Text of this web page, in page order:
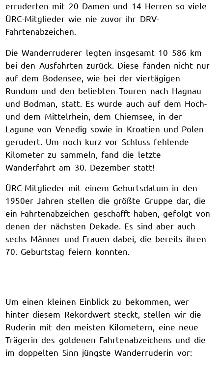
erruderten mit 20 Damen und 14 Herren so viele
ÜRC-Mitglieder wie nie zuvor ihr DRV-
Fahrtenabzeichen.
Die Wanderruderer legten insgesamt 10 586 km
bei den Ausfahrten zurück. Diese fanden nicht nur
auf dem Bodensee, wie bei der viertägigen
Rundum und den beliebten Touren nach Hagnau
und Bodman, statt. Es wurde auch auf dem Hoch-
und dem Mittelrhein, dem Chiemsee, in der
Lagune von Venedig sowie in Kroatien und Polen
gerudert. Um noch kurz vor Schluss fehlende
Kilometer zu sammeln, fand die letzte
Wanderfahrt am 30. Dezember statt!
ÜRC-Mitglieder mit einem Geburtsdatum in den
1950er Jahren stellen die größte Gruppe dar, die
ein Fahrtenabzeichen geschafft haben, gefolgt von
denen der nächsten Dekade. Es sind aber auch
sechs Männer und Frauen dabei, die bereits ihren
70. Geburtstag feiern konnten.
Um einen kleinen Einblick zu bekommen, wer
hinter diesem Rekordwert steckt, stellen wir die
Ruderin mit den meisten Kilometern, eine neue
Trägerin des goldenen Fahrtenabzeichens und die
im doppelten Sinn jüngste Wanderruderin vor: